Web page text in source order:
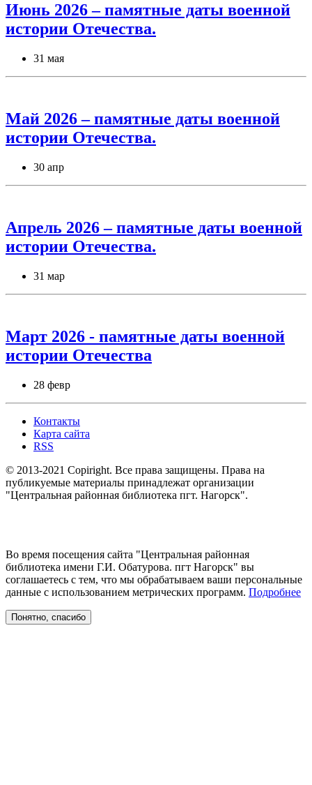
Июнь 2026 – памятные даты военной
истории Отечества.
31 мая
Май 2026 – памятные даты военной
истории Отечества.
30 апр
Апрель 2026 – памятные даты военной
истории Отечества.
31 мар
Март 2026 - памятные даты военной
истории Отечества
28 февр
Контакты
Карта сайта
RSS
© 2013-2021 Copiright. Все права защищены. Права на
публикуемые материалы принадлежат организации
"Центральная районная библиотека пгт. Нагорск".
Во время посещения сайта "Центральная районная
библиотека имени Г.И. Обатурова. пгт Нагорск" вы
соглашаетесь с тем, что мы обрабатываем ваши персональные
данные с использованием метрических программ. Подробнее
Понятно, спасибо